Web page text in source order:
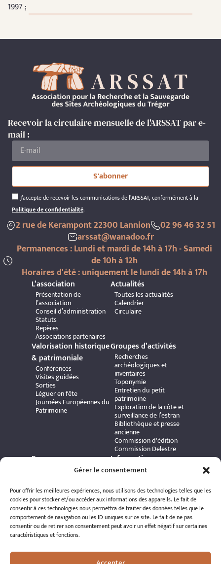
Gérer le consentement
Pour offrir les meilleures expériences, nous utilisons des technologies telles que les
cookies pour stocker et/ou accéder aux informations des appareils. Le fait de
consentir à ces technologies nous permettra de traiter des données telles que le
comportement de navigation ou les ID uniques sur ce site. Le fait de ne pas
consentir ou de retirer son consentement peut avoir un effet négatif sur certaines
caractéristiques et fonctions.
1997 ;
Recevoir la circulaire mensuelle de l'ARSSAT par e-
mail :
J’accepte de recevoir les communications de l’ARSSAT, conformément à la
Politique de confidentialité.
S'abonner
2 rue de Kerampont 22300 Lannion
02 96 46 32 51
arssat@wanadoo.fr
Permanences : Lundi et mardi de 14h à 17h - Samedi
de 10h à 12h
Horaires d'été : uniquement le lundi de 14h à 17h
L’association
Présentation de
l’association
Conseil d’administration
Statuts
Repères
Associations partenaires
Actualités
Toutes les actualités
Calendrier
Circulaire
Valorisation historique
& patrimoniale
Conférences
Visites guidées
Sorties
Léguer en fête
Journées Européennes du
Patrimoine
Groupes d’activités
Recherches
archéologiques et
inventaires
Toponymie
Entretien du petit
patrimoine
Exploration de la côte et
surveillance de l’estran
Bibliothèque et presse
ancienne
Commission d'édition
Commission Delestre
Ressources
Carte interactive
Publications et ouvrages
Archives patrimoniales
Bretania
Informations
pratiques
Adhérer à l’association
Politique de
confidentialité
Politique de cookies
Mentions légales
Espace éditeur